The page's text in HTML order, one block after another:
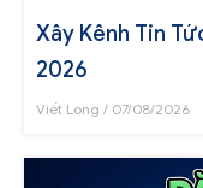
Xây Kênh Tin
2026
Viết Long 07/08/2026